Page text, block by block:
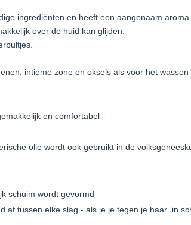
ingrediënten en heeft een aangenaam aroma
over de huid kan glijden.
intieme zone en oksels als voor het wassen
en comfortabel
olie wordt ook gebruikt in de
schuim wordt gevormd
af tussen elke slag - als je je tegen je haar in